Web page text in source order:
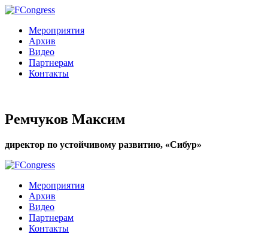
Мероприятия
Архив
Видео
Партнерам
Контакты
Ремчуков Максим
директор по устойчивому развитию, «Сибур»
Мероприятия
Архив
Видео
Партнерам
Контакты